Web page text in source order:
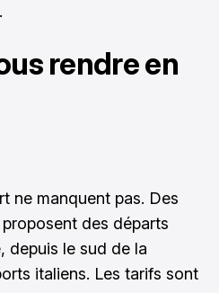
rendre en
ne manquent pas. Des
des départs
depuis le sud de la
italiens. Les tarifs sont